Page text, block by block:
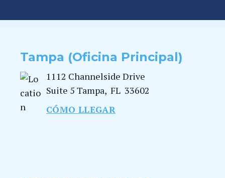
Tampa (Oficina Principal)
1112 Channelside Drive
Suite 5 Tampa, FL 33602
CÓMO LLEGAR